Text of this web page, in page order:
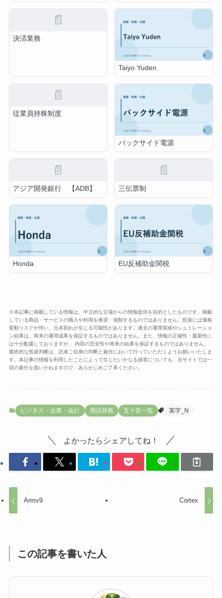
📄
決済業務
Taiyo Yuden
📄
従業員持株制度
バックサイド電源
📄
アジア開発銀行 【ADB】
📄
三伝票制
Honda EU反補助金関税
※本記事に掲載している情報は、中立的な立場からの情報提供を目的としたものです。掲載
している商品・サービスの購入や利用を推奨・強制するものではありません。投資には価格
変動リスクが伴い、元本割れが生じる可能性があります。過去の運用実績やシュミレーショ
ン結果は、将来の運用成果を保証するものではありません。また、情報の正確性・最新性に
は十分配慮しておりますが、 内容の完全性や将来の結果を保証するものではありません。
最終的な投資判断は、読者ご自身の判断と責任において行っていただくようお願いいたしま
す。本記事の情報を利用したことによって生じたいかなる損害についても、当サイトでは一
切の責任を負いかねますので、あらかじめご了承ください。
ビジネス・企業・会計 用語辞典 五十音一覧 英字_N
よかったらシェアしてね！
Armv9 Cortex
この記事を書いた人